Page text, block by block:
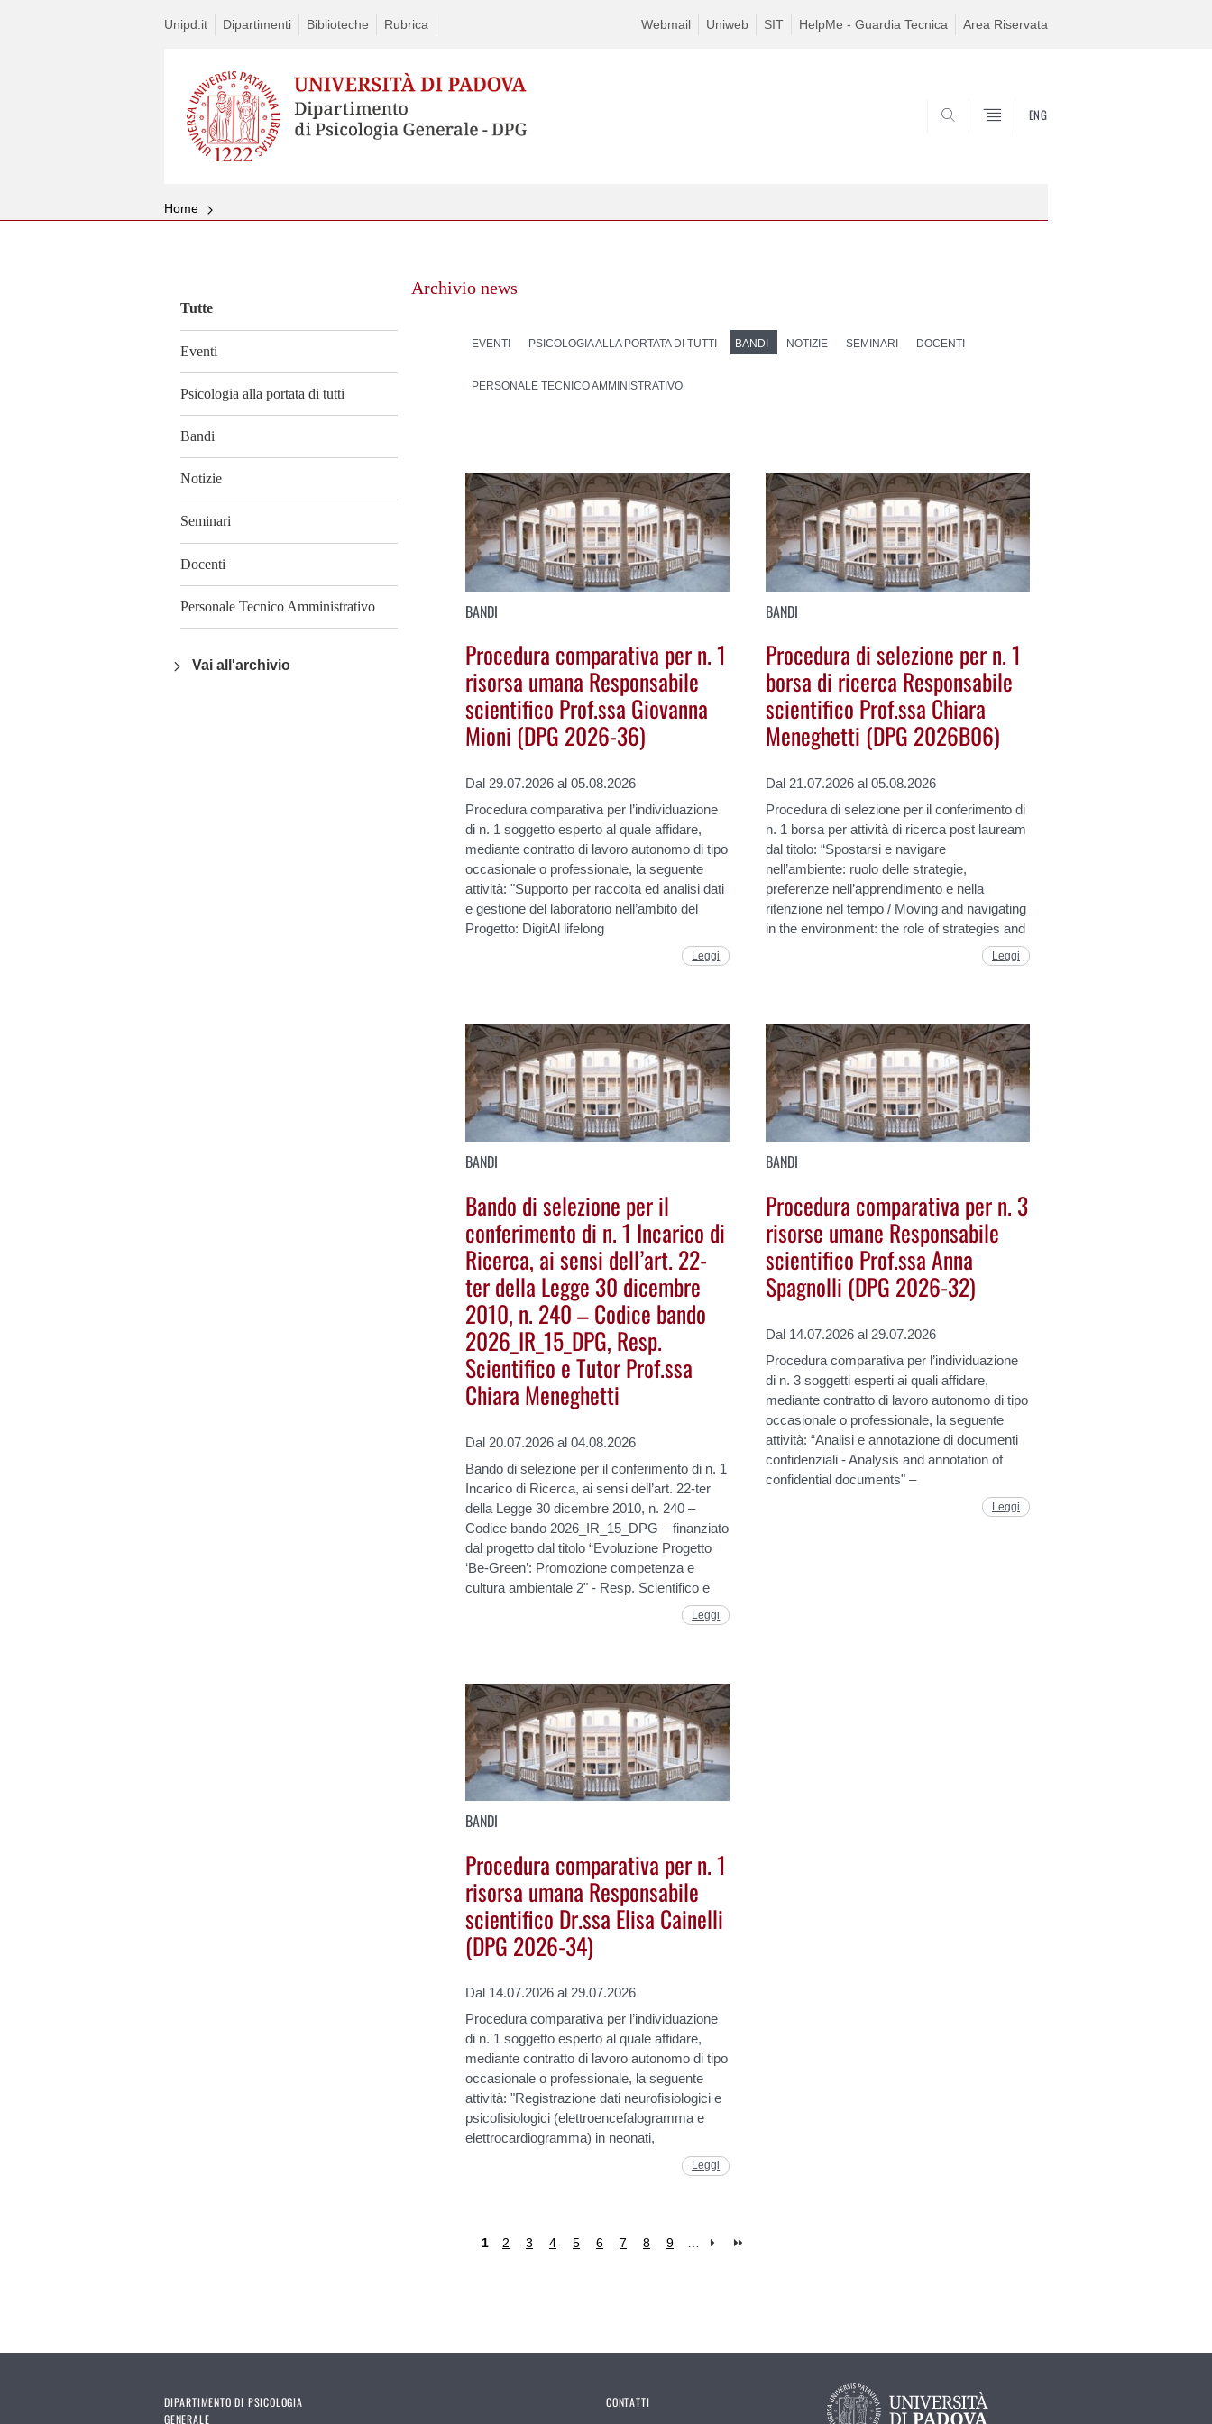
Unipd.it Dipartimenti Biblioteche Rubrica Webmail Uniweb SIT HelpMe - Guardia Tecnica Area Riservata
ENG
Home
Tutte
Eventi
Psicologia alla portata di tutti
Bandi
Notizie
Seminari
Docenti
Personale Tecnico Amministrativo
Vai all'archivio
Archivio news
EVENTI PSICOLOGIA ALLA PORTATA DI TUTTI BANDI NOTIZIE SEMINARI DOCENTI
PERSONALE TECNICO AMMINISTRATIVO
BANDI
Procedura comparativa per n. 1
risorsa umana Responsabile
scientifico Prof.ssa Giovanna
Mioni (DPG 2026-36)
Dal 29.07.2026 al 05.08.2026
Procedura comparativa per l’individuazione
di n. 1 soggetto esperto al quale affidare,
mediante contratto di lavoro autonomo di tipo
occasionale o professionale, la seguente
attività: "Supporto per raccolta ed analisi dati
e gestione del laboratorio nell’ambito del
Progetto: DigitAl lifelong
Leggi
BANDI
Procedura di selezione per n. 1
borsa di ricerca Responsabile
scientifico Prof.ssa Chiara
Meneghetti (DPG 2026B06)
Dal 21.07.2026 al 05.08.2026
Procedura di selezione per il conferimento di
n. 1 borsa per attività di ricerca post lauream
dal titolo: “Spostarsi e navigare
nell’ambiente: ruolo delle strategie,
preferenze nell’apprendimento e nella
ritenzione nel tempo / Moving and navigating
in the environment: the role of strategies and
Leggi
BANDI
Bando di selezione per il
conferimento di n. 1 Incarico di
Ricerca, ai sensi dell’art. 22-
ter della Legge 30 dicembre
2010, n. 240 – Codice bando
2026_IR_15_DPG, Resp.
Scientifico e Tutor Prof.ssa
Chiara Meneghetti
Dal 20.07.2026 al 04.08.2026
Bando di selezione per il conferimento di n. 1
Incarico di Ricerca, ai sensi dell’art. 22-ter
della Legge 30 dicembre 2010, n. 240 –
Codice bando 2026_IR_15_DPG – finanziato
dal progetto dal titolo “Evoluzione Progetto
‘Be-Green’: Promozione competenza e
cultura ambientale 2" - Resp. Scientifico e
Leggi
BANDI
Procedura comparativa per n. 3
risorse umane Responsabile
scientifico Prof.ssa Anna
Spagnolli (DPG 2026-32)
Dal 14.07.2026 al 29.07.2026
Procedura comparativa per l’individuazione
di n. 3 soggetti esperti ai quali affidare,
mediante contratto di lavoro autonomo di tipo
occasionale o professionale, la seguente
attività: “Analisi e annotazione di documenti
confidenziali - Analysis and annotation of
confidential documents" –
Leggi
BANDI
Procedura comparativa per n. 1
risorsa umana Responsabile
scientifico Dr.ssa Elisa Cainelli
(DPG 2026-34)
Dal 14.07.2026 al 29.07.2026
Procedura comparativa per l’individuazione
di n. 1 soggetto esperto al quale affidare,
mediante contratto di lavoro autonomo di tipo
occasionale o professionale, la seguente
attività: "Registrazione dati neurofisiologici e
psicofisiologici (elettroencefalogramma e
elettrocardiogramma) in neonati,
Leggi
1 2 3 4 5 6 7 8 9
DIPARTIMENTO DI PSICOLOGIA
GENERALE
CONTATTI